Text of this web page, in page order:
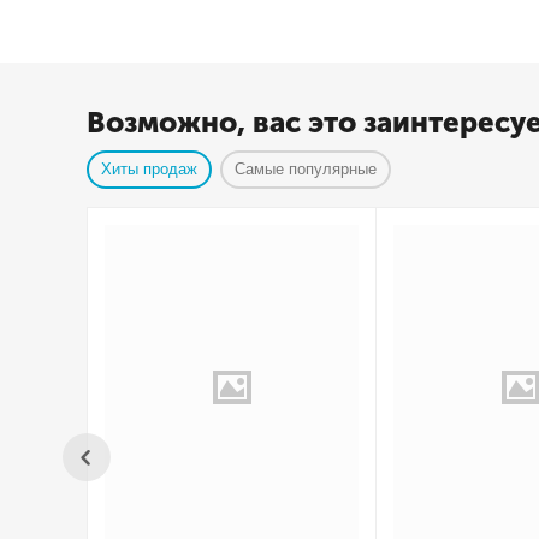
Возможно, вас это
Хиты продаж Самые популярные